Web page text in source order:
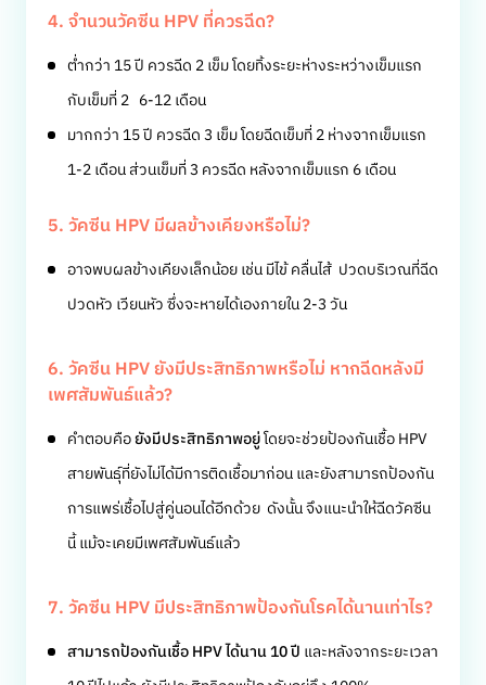
4. จำนวนวัคซีน HPV ที่ควรฉีด?
ต่ำกว่า 15 ปี ควรฉีด 2 เข็ม โดยทิ้งระยะห่างระหว่างเข็มแรก
กับเข็มที่ 2 6-12 เดือน
มากกว่า 15 ปี ควรฉีด 3 เข็ม โดยฉีดเข็มที่ 2 ห่างจากเข็มแรก
1-2 เดือน ส่วนเข็มที่ 3 ควรฉีด หลังจากเข็มแรก 6 เดือน
5. วัคซีน HPV มีผลข้างเคียงหรือไม่?
อาจพบผลข้างเคียงเล็กน้อย เช่น มีไข้ คลื่นไส้ ปวดบริเวณที่ฉีด
ปวดหัว เวียนหัว ซึ่งจะหายได้เองภายใน 2-3 วัน
6. วัคซีน HPV ยังมีประสิทธิภาพหรือไม่ หากฉีดหลังมี
เพศสัมพันธ์แล้ว?
คำตอบคือยังมีประสิทธิภาพอยู่โดยจะช่วยป้องกันเชื้อ HPV
สายพันธุ์ที่ยังไม่ได้มีการติดเชื้อมาก่อน และยังสามารถป้องกัน
การแพร่เชื้อไปสู่คู่นอนได้อีกด้วย ดังนั้น จึงแนะนำให้ฉีดวัคซีน
นี้ แม้จะเคยมีเพศสัมพันธ์แล้ว
7. วัคซีน HPV มีประสิทธิภาพป้องกันโรคได้นานเท่าไร?
สามารถป้องกันเชื้อ HPV ได้นาน 10 ปี และหลังจากระยะเวลา